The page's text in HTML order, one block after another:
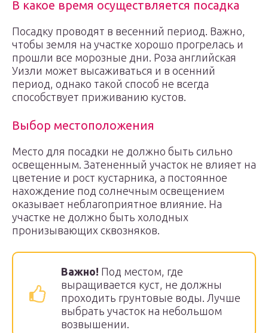
В какое время осуществляется посадка
Посадку проводят в весенний период. Важно,
чтобы земля на участке хорошо прогрелась и
прошли все морозные дни. Роза английская
Уизли может высаживаться и в осенний
период, однако такой способ не всегда
способствует приживанию кустов.
Выбор местоположения
Место для посадки не должно быть сильно
освещенным. Затененный участок не влияет на
цветение и рост кустарника, а постоянное
нахождение под солнечным освещением
оказывает неблагоприятное влияние. На
участке не должно быть холодных
пронизывающих сквозняков.
Важно! Под местом, где
выращивается куст, не должны
проходить грунтовые воды. Лучше
выбрать участок на небольшом
возвышении.